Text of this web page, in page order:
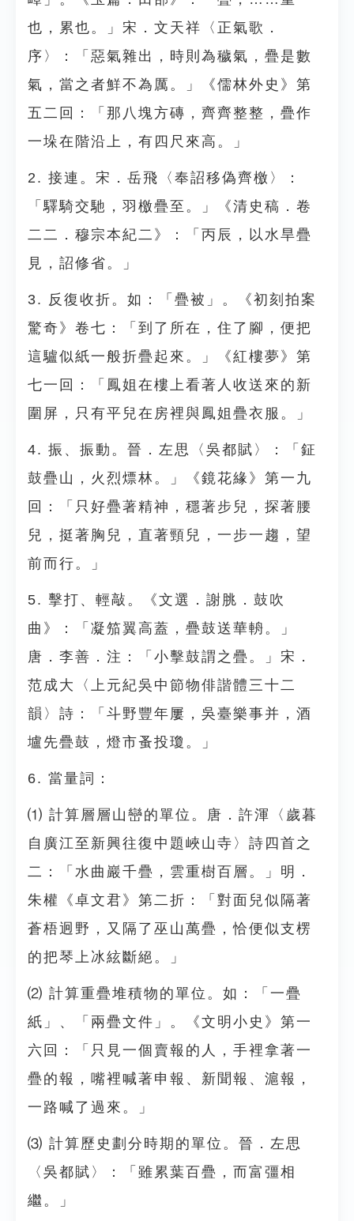
也，累也。」宋．文天祥〈正氣歌．
序〉：「惡氣雜出，時則為穢氣，疊是數
氣，當之者鮮不為厲。」《儒林外史》第
五二回：「那八塊方磚，齊齊整整，疊作
一垛在階沿上，有四尺來高。」
2. 接連。宋．岳飛〈奉詔移偽齊檄〉：
「驛騎交馳，羽檄疊至。」《清史稿．卷
二二．穆宗本紀二》：「丙辰，以水旱疊
見，詔修省。」
3. 反復收折。如：「疊被」。《初刻拍案
驚奇》卷七：「到了所在，住了腳，便把
這驢似紙一般折疊起來。」《紅樓夢》第
七一回：「鳳姐在樓上看著人收送來的新
圍屏，只有平兒在房裡與鳳姐疊衣服。」
4. 振、振動。晉．左思〈吳都賦〉：「鉦
鼓疊山，火烈熛林。」《鏡花緣》第一九
回：「只好疊著精神，穩著步兒，探著腰
兒，挺著胸兒，直著頸兒，一步一趨，望
前而行。」
5. 擊打、輕敲。《文選．謝脁．鼓吹
曲》：「凝笳翼高蓋，疊鼓送華輈。」
唐．李善．注：「小擊鼓謂之疊。」宋．
范成大〈上元紀吳中節物俳諧體三十二
韻〉詩：「斗野豐年屢，吳臺樂事并，酒
壚先疊鼓，燈市蚤投瓊。」
6. 當量詞：
⑴ 計算層層山巒的單位。唐．許渾〈歲暮
自廣江至新興往復中題峽山寺〉詩四首之
二：「水曲巖千疊，雲重樹百層。」明．
朱權《卓文君》第二折：「對面兒似隔著
蒼梧迥野，又隔了巫山萬疊，恰便似支楞
的把琴上冰絃斷絕。」
⑵ 計算重疊堆積物的單位。如：「一疊
紙」、「兩疊文件」。《文明小史》第一
六回：「只見一個賣報的人，手裡拿著一
疊的報，嘴裡喊著申報、新聞報、滬報，
一路喊了過來。」
⑶ 計算歷史劃分時期的單位。晉．左思
〈吳都賦〉：「雖累葉百疊，而富彊相
繼。」